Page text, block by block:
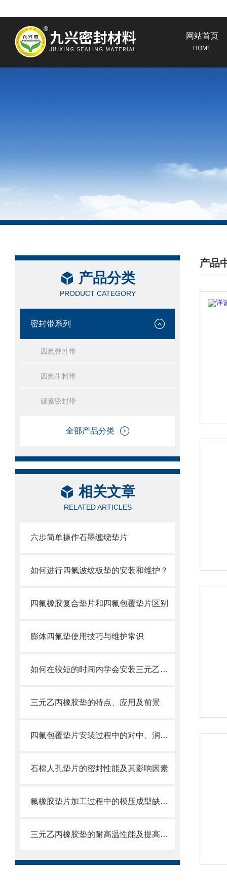
网站首页
HOME
产品分类
PRODUCT CATEGORY
密封带系列
四氟弹性带
四氟生料带
碳素密封带
全部产品分类
相关文章
RELATED ARTICLES
六步简单操作石墨缠绕垫片
如何进行四氟波纹板垫的安装和维护？
四氟橡胶复合垫片和四氟包覆垫片区别
膨体四氟垫使用技巧与维护常识
如何在较短的时间内学会安装三元乙丙橡胶垫的方法？
三元乙丙橡胶垫的特点、应用及前景
四氟包覆垫片安装过程中的对中、润滑与扭矩控制​
石棉人孔垫片的密封性能及其影响因素
氟橡胶垫片加工过程中的模压成型缺陷分析及工艺改进措施
三元乙丙橡胶垫的耐高温性能及提高方法
产品
/